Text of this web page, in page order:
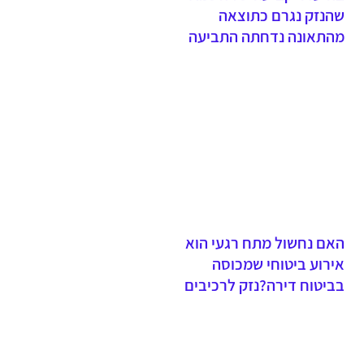
שהנזק נגרם כתוצאה
מהתאונה נדחתה התביעה
האם נחשול מתח רגעי הוא
אירוע ביטוחי שמכוסה
בביטוח דירה?נזק לרכיבים